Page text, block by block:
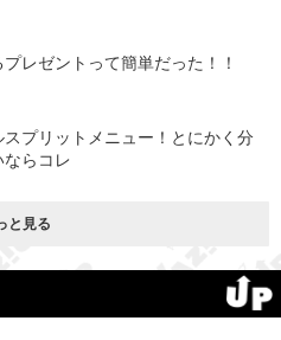
レゼントって簡単だった！！
プリットメニュー！とにかく分
ならコレ
と見る